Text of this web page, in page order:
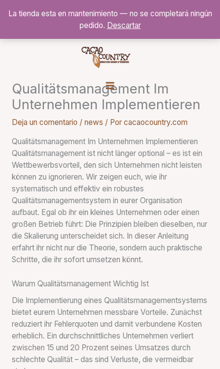
La tienda esta en mantenimiento — no se completará ningún
pedido. Descartar
Qualitätsmanagement Im
Unternehmen Implementieren
Deja un comentario / news / Por cacaocountry.com
Qualitätsmanagement Im Unternehmen Implementieren
Qualitätsmanagement ist nicht länger optional – es ist ein
Wettbewerbsvorteil, den sich Unternehmen nicht leisten
können zu ignorieren. Wir zeigen euch, wie ihr
systematisch und effektiv ein robustes
Qualitätsmanagementsystem in eurer Organisation
aufbaut. Egal ob ihr ein kleines Unternehmen oder einen
großen Betrieb führt: Die Prinzipien bleiben dieselben, nur
die Skalierung unterscheidet sich. In dieser Anleitung
erfahrt ihr nicht nur die Theorie, sondern auch praktische
Schritte, die ihr sofort umsetzen könnt.
Warum Qualitätsmanagement Wichtig Ist
Die Implementierung eines Qualitätsmanagementsystems
bietet eurem Unternehmen messbare Vorteile. Zunächst
reduziert ihr Fehlerquoten und damit verbundene Kosten
erheblich. Ein durchschnittliches Unternehmen verliert
zwischen 15 und 20 Prozent seines Umsatzes durch
schlechte Qualität – das sind Verluste, die vermeidbar